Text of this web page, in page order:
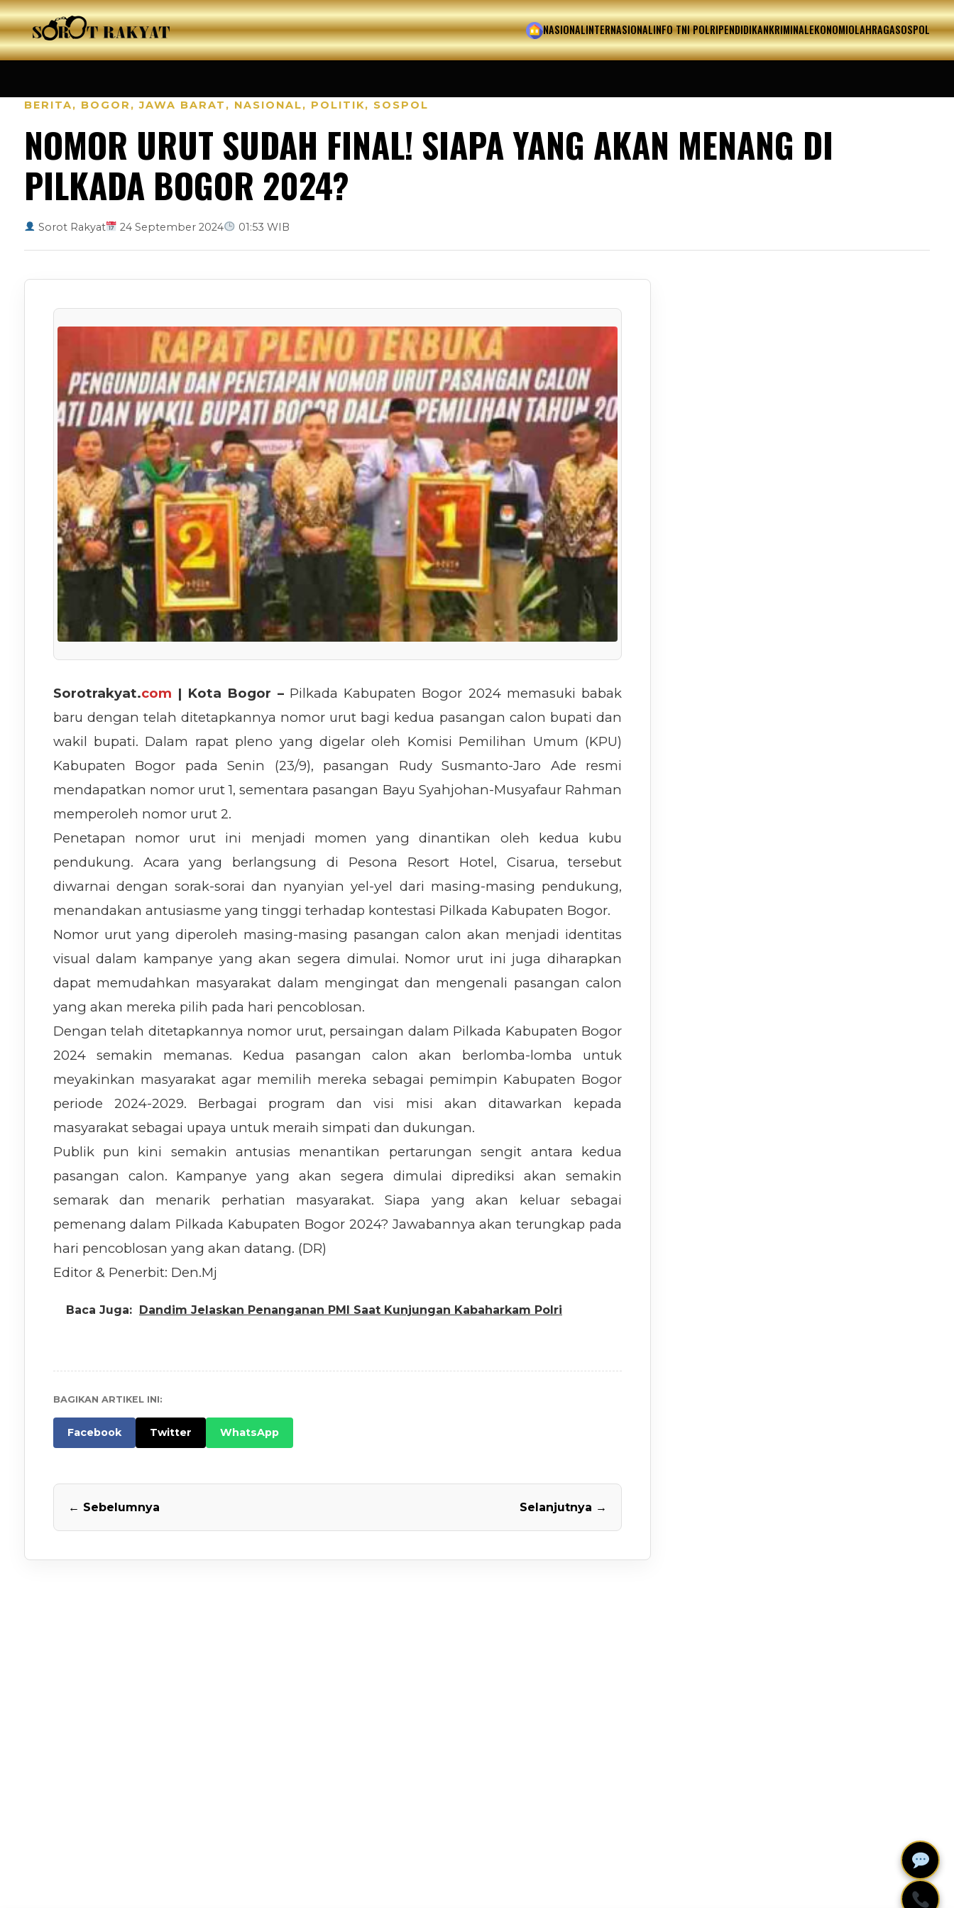
HOME
NASIONALINTERNASIONALINFO TNI POLRIPENDIDIKANKRIMINALEKONOMIOLAHRAGASOSPOL
BERITA, BOGOR ,JAWA BARAT , NASIONAL, POLITIK, SOSPOL
NOMOR URUT SUDAH FINAL! SIAPA YANG AKAN MENANG DI
PILKADA BOGOR 2024?
Sorot Rakyat 24 September 2024 01:53 WIB
Sorotrakyat.com | Kota Bogor –Pilkada Kabupaten Bogor 2024 memasuki babak
baru dengan telah ditetapkannya nomor urut bagi kedua pasangan calon bupati dan
wakil bupati. Dalam rapat pleno yang digelar oleh Komisi Pemilihan Umum (KPU)
Kabupaten Bogor pada Senin (23/9), pasangan Rudy Susmanto-Jaro Ade resmi
mendapatkan nomor urut 1, sementara pasangan Bayu Syahjohan-Musyafaur Rahman
memperoleh nomor urut 2.
Penetapan nomor urut ini menjadi momen yang dinantikan oleh kedua kubu
pendukung. Acara yang berlangsung di Pesona Resort Hotel, Cisarua, tersebut
diwarnai dengan sorak-sorai dan nyanyian yel-yel dari masing-masing pendukung,
menandakan antusiasme yang tinggi terhadap kontestasi Pilkada Kabupaten Bogor.
Nomor urut yang diperoleh masing-masing pasangan calon akan menjadi identitas
visual dalam kampanye yang akan segera dimulai. Nomor urut ini juga diharapkan
dapat memudahkan masyarakat dalam mengingat dan mengenali pasangan calon
yang akan mereka pilih pada hari pencoblosan.
Dengan telah ditetapkannya nomor urut, persaingan dalam Pilkada Kabupaten Bogor
2024 semakin memanas. Kedua pasangan calon akan berlomba-lomba untuk
meyakinkan masyarakat agar memilih mereka sebagai pemimpin Kabupaten Bogor
periode 2024-2029. Berbagai program dan visi misi akan ditawarkan kepada
masyarakat sebagai upaya untuk meraih simpati dan dukungan.
Publik pun kini semakin antusias menantikan pertarungan sengit antara kedua
pasangan calon. Kampanye yang akan segera dimulai diprediksi akan semakin
semarak dan menarik perhatian masyarakat. Siapa yang akan keluar sebagai
pemenang dalam Pilkada Kabupaten Bogor 2024? Jawabannya akan terungkap pada
hari pencoblosan yang akan datang. (DR)
Editor & Penerbit: Den.Mj
Baca Juga: Dandim Jelaskan Penanganan PMI Saat Kunjungan Kabaharkam Polri
BAGIKAN ARTIKEL INI:
Facebook Twitter WhatsApp
← Sebelumnya Selanjutnya →